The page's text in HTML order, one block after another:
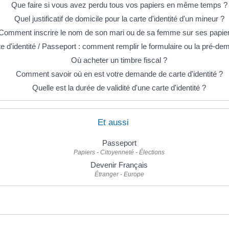
Que faire si vous avez perdu tous vos papiers en même temps ?
Quel justificatif de domicile pour la carte d'identité d'un mineur ?
inscrire le nom de son mari ou de sa femme sur ses
d'identité / Passeport : comment remplir le formulaire ou la pré-
Où acheter un timbre fiscal ?
Comment savoir où en est votre demande de carte d'identité ?
Quelle est la durée de validité d'une carte d'identité ?
Et aussi
Passeport
Papiers - Citoyenneté - Élections
Devenir Français
Étranger - Europe